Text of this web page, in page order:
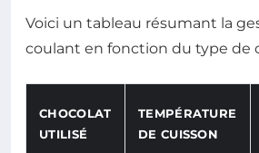
Voici un tableau résumant la
coulant en fonction du type de
CHOCOLAT
UTILISÉ
TEMPÉRATURE
DE CUISSON